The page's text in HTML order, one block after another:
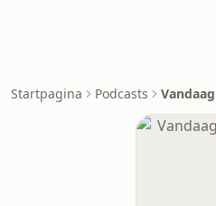
Startpagina Podcasts